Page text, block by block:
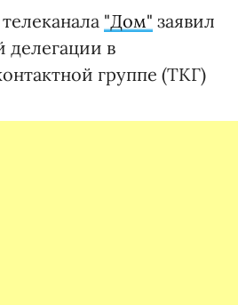
"Дом" заявил
делегации в
группе (ТКГ)